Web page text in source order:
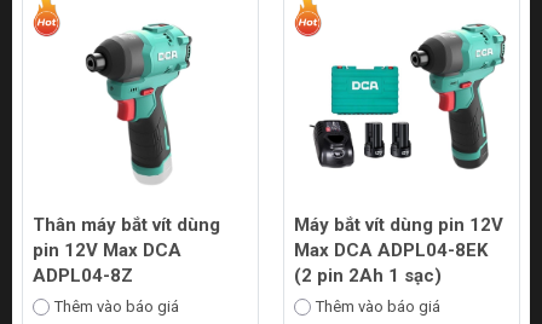
Thân máy bắt vít dùng
pin 12V Max DCA
ADPL04-8Z
Thêm vào báo giá
Máy bắt vít dùng pin 12V
Max DCA ADPL04-8EK
(2 pin 2Ah 1 sạc)
Thêm vào báo giá